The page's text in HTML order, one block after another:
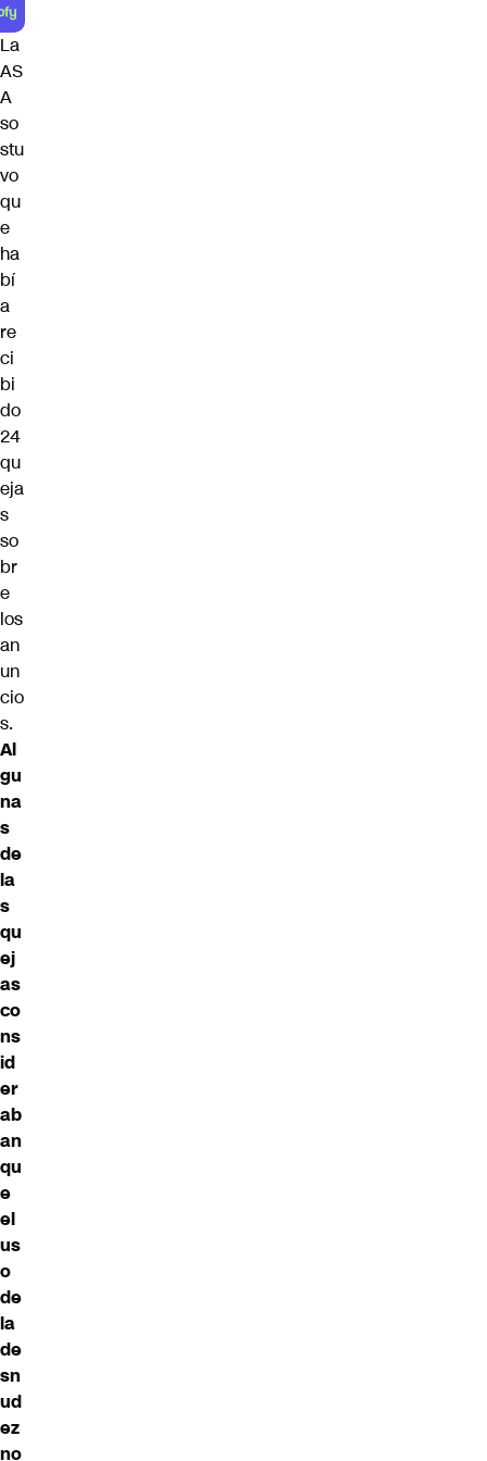
La
AS
A
so
stu
vo
qu
e
ha
bí
a
re
ci
bi
do
24
qu
eja
s
so
br
e
los
an
un
cio
s.
Al
gu
na
s
de
la
s
qu
ej
as
co
ns
id
er
ab
an
qu
e
el
us
o
de
la
de
sn
ud
ez
no